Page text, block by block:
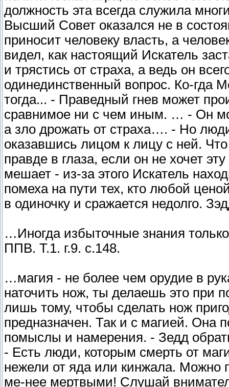
должность эта всегда служила
Высший Совет оказался не в
приносит человеку власть, а
видел, как настоящий Искатель
и трястись от страха, а ведь он
одинединственный вопрос. Ко-гда
тогда... - Праведный гнев может
сравнимое ни с чем иным. … - Он
а зло дрожать от страха…. - Но
оказавшись лицом к лицу с ней.
правде в глаза, если он не хочет
мешает - из-за этого Искатель
помеха на пути тех, кто любой
в одиночку и сражается недолго.
…Иногда избыточные знания
ППВ. Т.1. г.9. с.148.
…магия - не более чем орудие в
наточить нож, ты делаешь это при
лишь тому, чтобы сделать нож
предназначен. Так и с магией. Она
помыслы и намерения. - Зедд
- Есть люди, которым смерть от
нежели от яда или кинжала. Можно
ме-нее мертвыми! Слушай